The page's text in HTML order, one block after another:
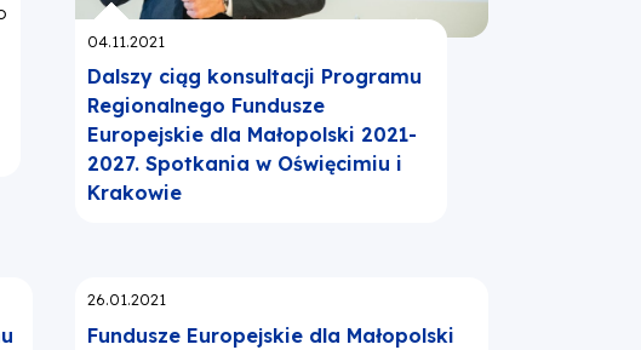
Opublikowano:
04.11.2021
Dalszy ciąg konsultacji Programu
Regionalnego Fundusze
Europejskie dla Małopolski 2021-
2027. Spotkania w Oświęcimiu i
Krakowie
Opublikowano:
26.01.2021
Fundusze Europejskie dla Małopolski